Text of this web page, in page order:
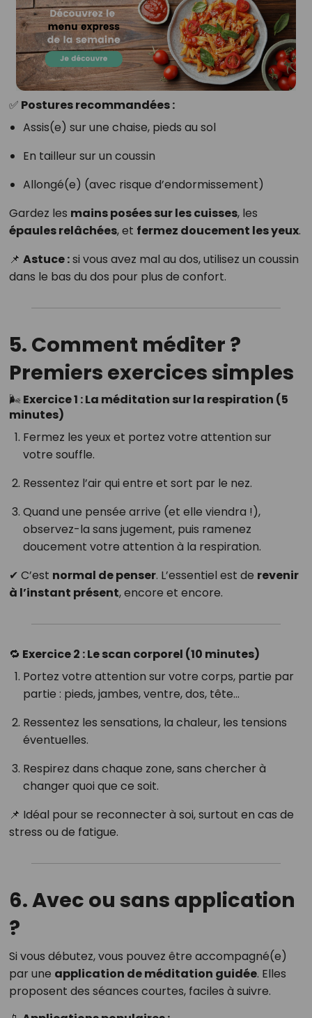
✅ Postures recommandées :
Assis(e) sur une chaise, pieds au sol
En tailleur sur un coussin
Allongé(e) (avec risque d’endormissement)
Gardez les mains posées sur les cuisses, les
épaules relâchées, et fermez doucement les yeux.
📌 Astuce :si vous avez mal au dos, utilisez un coussin
dans le bas du dos pour plus de confort.
5. Comment méditer ?
Premiers exercices simples
🌬️ Exercice 1 : La méditation sur la respiration (5
minutes)
Fermez les yeux et portez votre attention sur
votre souffle.
Ressentez l’air qui entre et sort par le nez.
Quand une pensée arrive (et elle viendra !),
observez-la sans jugement, puis ramenez
doucement votre attention à la respiration.
✔ C’est normal de penser. L’essentiel est de revenir
à l’instant présent, encore et encore.
🔁 Exercice 2 : Le scan corporel (10 minutes)
Portez votre attention sur votre corps, partie par
partie : pieds, jambes, ventre, dos, tête…
Ressentez les sensations, la chaleur, les tensions
éventuelles.
Respirez dans chaque zone, sans chercher à
changer quoi que ce soit.
📌 Idéal pour se reconnecter à soi, surtout en cas de
stress ou de fatigue.
6. Avec ou sans application
?
Si vous débutez, vous pouvez être accompagné(e)
par une application de méditation guidée. Elles
proposent des séances courtes, faciles à suivre.